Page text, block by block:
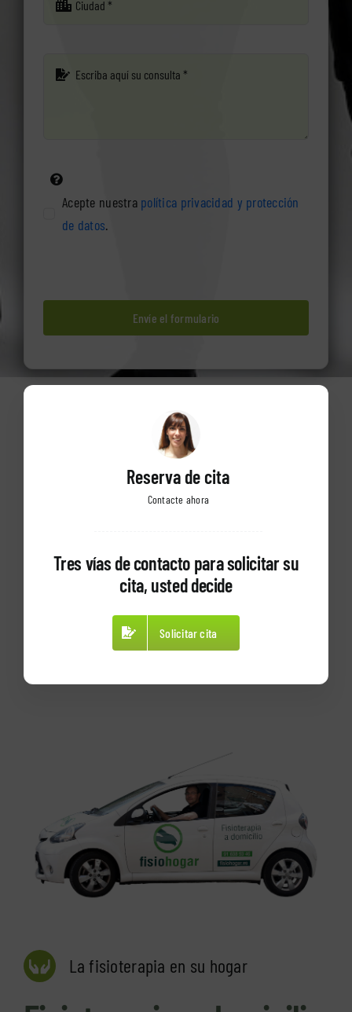
Acepte nuestra política privacidad y protección
de datos.
Envíe el formulario
Reserva de cita
Contacte ahora
Tres vías de contacto para solicitar su
cita, usted decide
Solicitar cita
La fisioterapia en su hogar